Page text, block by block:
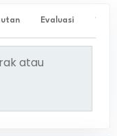
Evaluasi ✨
atau